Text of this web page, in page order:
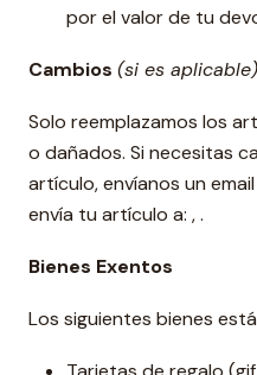
por el valor de tu
Cambios (si es aplicable)
Solo reemplazamos los
o dañados. Si necesitas
artículo, envíanos un
envía tu artículo a: , .
Bienes Exentos
Los siguientes bienes